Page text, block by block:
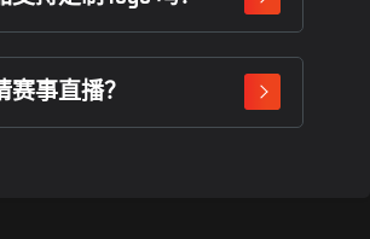
赛事直播？